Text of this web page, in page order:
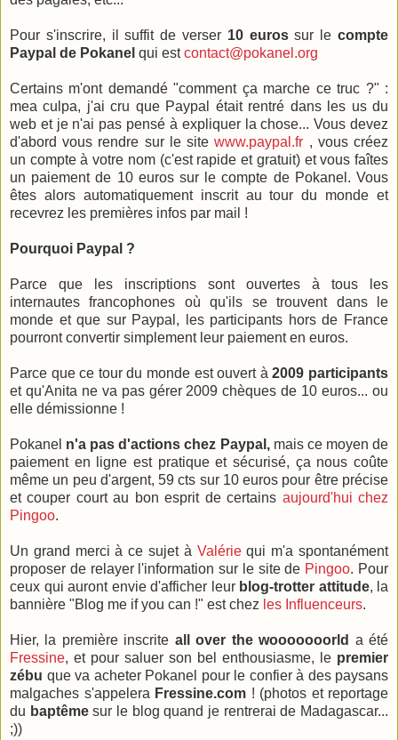
Pour s'inscrire, il suffit de verser 10 eurossur lecompte
Paypal de Pokanel qui estcontact@pokanel.org
Certains m'ont demandé "comment ça marche ce truc ?" :
mea culpa, j'ai cru que Paypal était rentré dans les us du
web et je n'ai pas pensé à expliquer la chose... Vous devez
d'abord vous rendre sur le sitewww.paypal.fr , vous créez
un compte à votre nom (c'est rapide et gratuit) et vous faîtes
un paiement de 10 euros sur le compte de Pokanel. Vous
êtes alors automatiquement inscrit au tour du monde et
recevrez les premières infos par mail !
Pourquoi Paypal ?
Parce que les inscriptions sont ouvertes à tous les
internautes francophones où qu'ils se trouvent dans le
monde et que sur Paypal, les participants hors de France
pourront convertir simplement leur paiement en euros.
Parce que ce tour du monde est ouvert à2009 participants
et qu'Anita ne va pas gérer 2009 chèques de 10 euros... ou
elle démissionne !
Pokanel n'a pas d'actions chez Paypal,mais ce moyen de
paiement en ligne est pratique et sécurisé, ça nous coûte
même un peu d'argent, 59 cts sur 10 euros pour être précise
et couper court au bon esprit de certains aujourd'hui chez
Pingoo.
Un grand merci à ce sujet à Valériequi m'a spontanément
proposer de relayer l'information sur le site de Pingoo. Pour
ceux qui auront envie d'afficher leur blog-trotter attitude, la
bannière "Blog me if you can !" est chez les Influenceurs.
Hier, la première inscrite all over the wooooooorld a été
Fressine, et pour saluer son bel enthousiasme, le premier
zébu que va acheter Pokanel pour le confier à des paysans
malgaches s'appelera Fressine.com ! (photos et reportage
du baptêmesur le blog quand je rentrerai de Madagascar...
;))